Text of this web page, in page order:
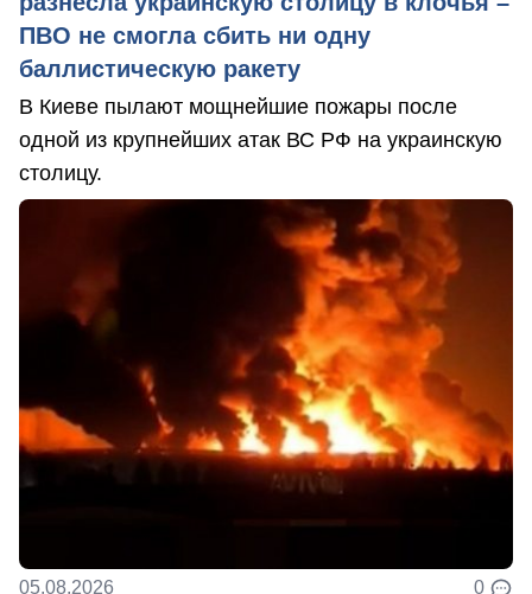
ПВО не смогла сбить ни одну
баллистическую ракету
В Киеве пылают мощнейшие пожары после
одной из крупнейших атак ВС РФ на украинскую
столицу.
05.08.2026 0